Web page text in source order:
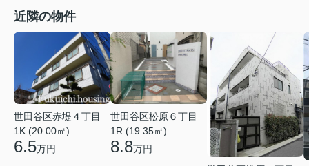
近隣の物件
世田谷区赤堤４丁目
1K (20.00㎡)
6.5万円
世田谷区松原６丁目
1R (19.35㎡)
8.8万円